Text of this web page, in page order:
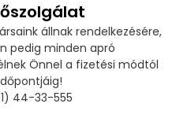
állnak rendelkezésére,
pedig minden apró
Önnel a fizetési módtól
44-33-555